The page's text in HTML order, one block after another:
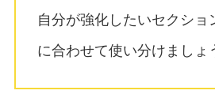
自分が強化したいセクショ
に合わせて使い分けましょ